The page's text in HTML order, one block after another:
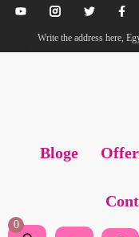
Write the address here,
Bloge
0